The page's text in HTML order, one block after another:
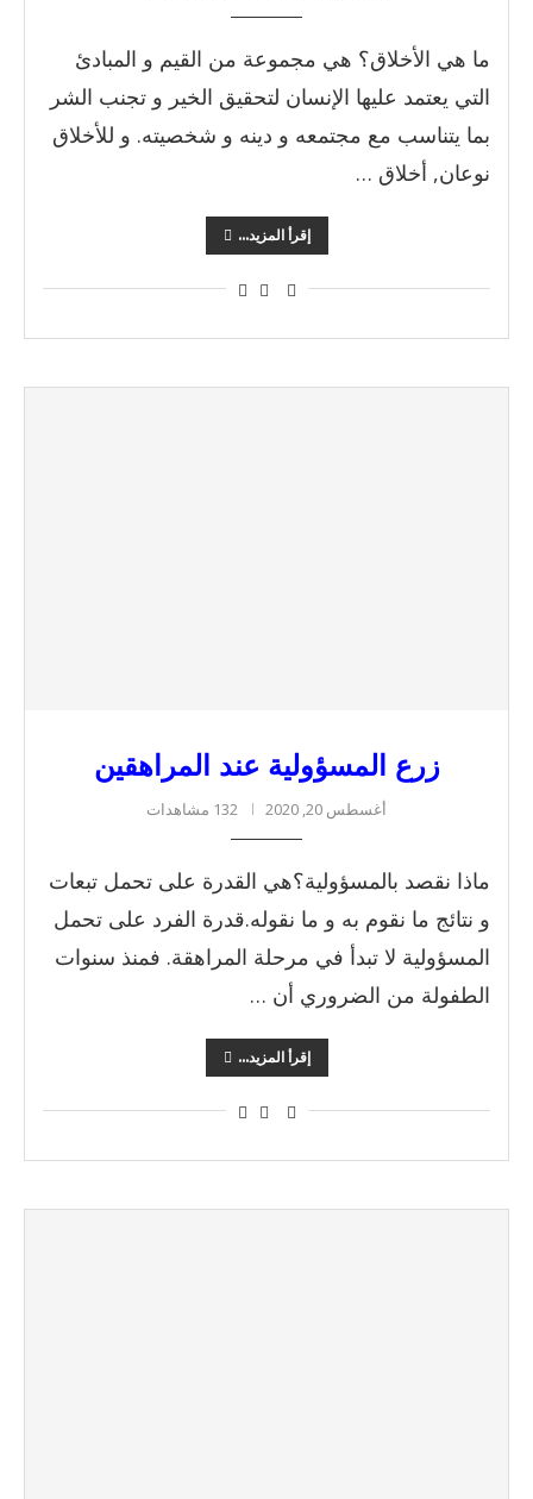
ما هي الأخلاق؟ هي مجموعة من القيم و المبادئ
التي يعتمد عليها الإنسان لتحقيق الخير و تجنب الشر
بما يتناسب مع مجتمعه و دينه و شخصيته. و للأخلاق
نوعان, أخلاق …
إقرأ المزيد...
زرع المسؤولية عند المراهقين
أغسطس 20, 2020 132 مشاهدات
ماذا نقصد بالمسؤولية؟هي القدرة على تحمل تبعات
و نتائج ما نقوم به و ما نقوله.قدرة الفرد على تحمل
المسؤولية لا تبدأ في مرحلة المراهقة. فمنذ سنوات
الطفولة من الضروري أن …
إقرأ المزيد...